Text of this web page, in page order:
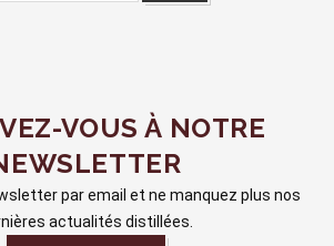
VOUS À NOTRE
par email et ne manquez plus nos
actualités distillées.